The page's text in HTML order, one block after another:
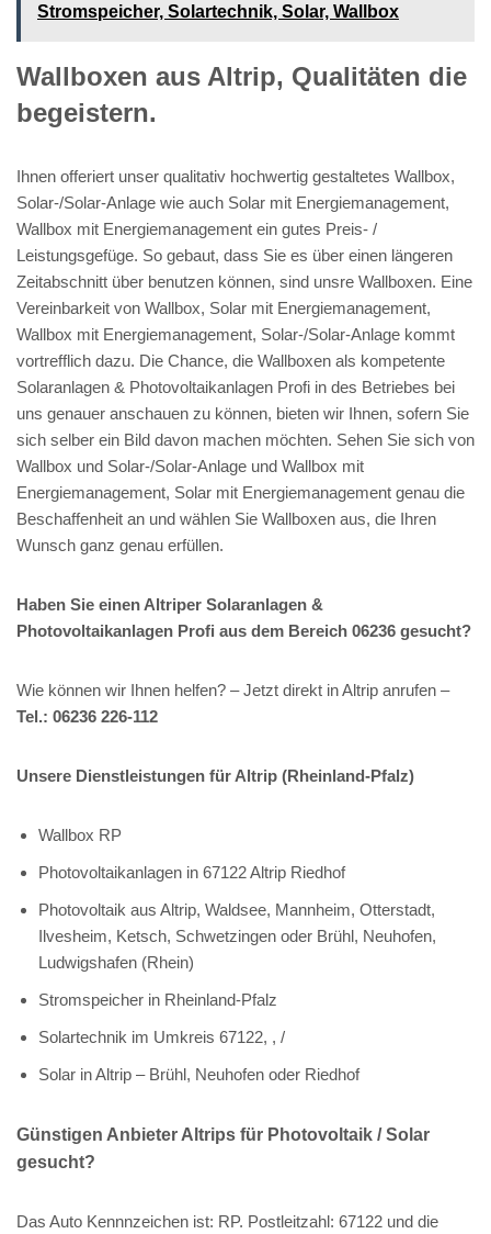
Stromspeicher, Solartechnik, Solar, Wallbox
Wallboxen aus Altrip, Qualitäten die
begeistern.
Ihnen offeriert unser qualitativ hochwertig gestaltetes Wallbox,
Solar-/Solar-Anlage wie auch Solar mit Energiemanagement,
Wallbox mit Energiemanagement ein gutes Preis- /
Leistungsgefüge. So gebaut, dass Sie es über einen längeren
Zeitabschnitt über benutzen können, sind unsre Wallboxen. Eine
Vereinbarkeit von Wallbox, Solar mit Energiemanagement,
Wallbox mit Energiemanagement, Solar-/Solar-Anlage kommt
vortrefflich dazu. Die Chance, die Wallboxen als kompetente
Solaranlagen & Photovoltaikanlagen Profi in des Betriebes bei
uns genauer anschauen zu können, bieten wir Ihnen, sofern Sie
sich selber ein Bild davon machen möchten. Sehen Sie sich von
Wallbox und Solar-/Solar-Anlage und Wallbox mit
Energiemanagement, Solar mit Energiemanagement genau die
Beschaffenheit an und wählen Sie Wallboxen aus, die Ihren
Wunsch ganz genau erfüllen.
Haben Sie einen Altriper Solaranlagen &
Photovoltaikanlagen Profi aus dem Bereich 06236 gesucht?
Wie können wir Ihnen helfen? – Jetzt direkt in Altrip anrufen –
Tel.: 06236 226-112
Unsere Dienstleistungen für Altrip (Rheinland-Pfalz)
Wallbox RP
Photovoltaikanlagen in 67122 Altrip Riedhof
Photovoltaik aus Altrip, Waldsee, Mannheim, Otterstadt,
Ilvesheim, Ketsch, Schwetzingen oder Brühl, Neuhofen,
Ludwigshafen (Rhein)
Stromspeicher in Rheinland-Pfalz
Solartechnik im Umkreis 67122, , /
Solar in Altrip – Brühl, Neuhofen oder Riedhof
Günstigen Anbieter Altrips für Photovoltaik / Solar
gesucht?
Das Auto Kennnzeichen ist: RP. Postleitzahl: 67122 und die